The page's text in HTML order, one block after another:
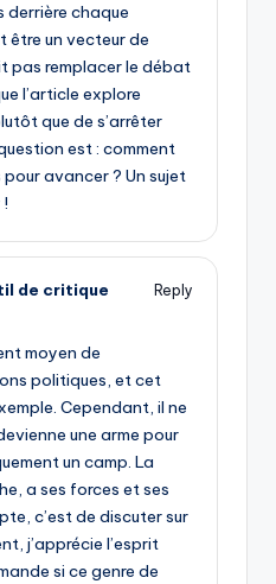
derrière chaque
être un vecteur de
pas remplacer le débat
l’article explore
que de s’arrêter
est : comment
avancer ? Un sujet
de critique
Reply
moyen de
politiques, et cet
Cependant, il ne
une arme pour
un camp. La
a ses forces et ses
c’est de discuter sur
j’apprécie l’esprit
si ce genre de